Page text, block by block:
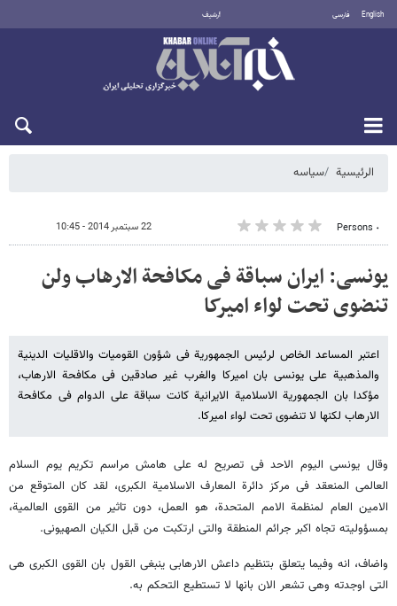
English فارسی أرشيف
الرئيسية سیاسه
٠ Persons 22 سبتمبر 2014 - 10:45
یونسی: ایران سباقة فی مکافحة الارهاب ولن
تنضوی تحت لواء امیرکا
اعتبر المساعد الخاص لرئیس الجمهوریة فی شؤون القومیات والاقلیات الدینیة
والمذهبیة علی یونسی بان امیرکا والغرب غیر صادقین فی مکافحة الارهاب،
مؤکدا بان الجمهوریة الاسلامیة الایرانیة کانت سباقة علی الدوام فی مکافحة
الارهاب لکنها لا تنضوی تحت لواء امیرکا.
وقال یونسی الیوم الاحد فی تصریح له علی هامش مراسم تکریم یوم السلام
العالمی المنعقد فی مرکز دائرة المعارف الاسلامیة الکبری، لقد کان المتوقع من
الامین العام لمنظمة الامم المتحدة، هو العمل، دون تاثیر من القوی العالمیة،
بمسؤولیته تجاه اکبر جرائم المنطقة والتی ارتکبت من قبل الکیان الصهیونی.
واضاف، انه وفیما یتعلق بتنظیم داعش الارهابی ینبغی القول بان القوی الکبری هی
التی اوجدته وهی تشعر الان بانها لا تستطیع التحکم به.